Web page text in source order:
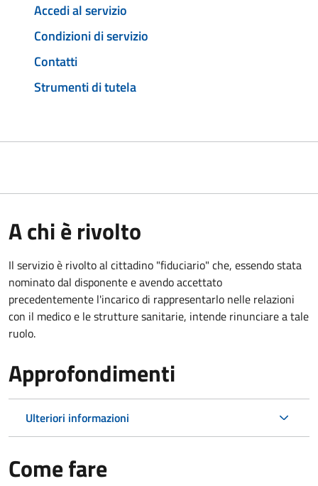
Accedi al servizio
Condizioni di servizio
Contatti
Strumenti di tutela
A chi è rivolto
Il servizio è rivolto al cittadino "fiduciario" che, essendo stata
nominato dal disponente e avendo accettato
precedentemente l'incarico di rappresentarlo nelle relazioni
con il medico e le strutture sanitarie, intende rinunciare a tale
ruolo.
Approfondimenti
Ulteriori informazioni
Come fare